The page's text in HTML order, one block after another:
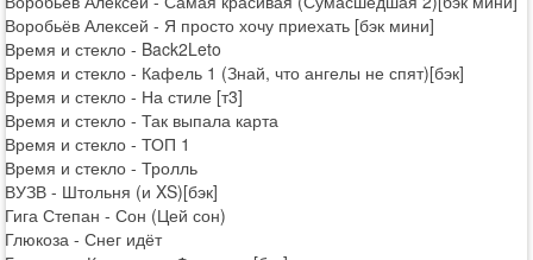
Воробьёв Алексей - Я просто хочу приехать [бэк мини]
Время и стекло - Back2Leto
Время и стекло - Кафель 1 (Знай, что ангелы не спят)[бэк]
Время и стекло - На стиле [т3]
Время и стекло - Так выпала карта
Время и стекло - ТОП 1
Время и стекло - Тролль
ВУЗВ - Штольня (и XS)[бэк]
Гига Степан - Сон (Цей сон)
Глюкоза - Снег идёт